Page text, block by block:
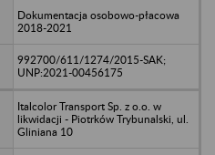
Dokumentacja osobowo-płacowa
2018-2021
992700/611/1274/2015-SAK;
UNP:2021-00456175
Italcolor Transport Sp. z o.o. w
likwidacji - Piotrków Trybunalski, ul.
Gliniana 10